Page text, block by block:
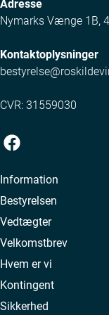
Adresse
Nymarks Vænge 1B,
Kontaktoplysninger
CVR: 31559030
Information
Bestyrelsen
Vedtægter
Velkomstbrev
Hvem er vi
Kontingent
Sikkerhed